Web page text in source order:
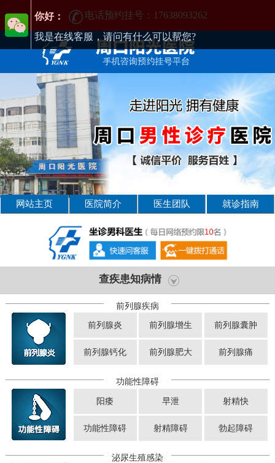
电话预约挂号：17638093262
周口男性疾病哪家医院好-周口2025年男科医院排名-周口男科医院
网站主页 医院简介 医生团队 就诊指南
查疾患知病情
前列腺疾病
前列腺炎 前列腺增生 前列腺囊肿
前列腺钙化 前列腺肥大 前列腺痛
功能性障碍
阳痿 早泄 射精快
功能性障碍 射精障碍 勃起障碍
泌尿生殖感染
你好：
我是在线客服，请问有什么可以帮您?